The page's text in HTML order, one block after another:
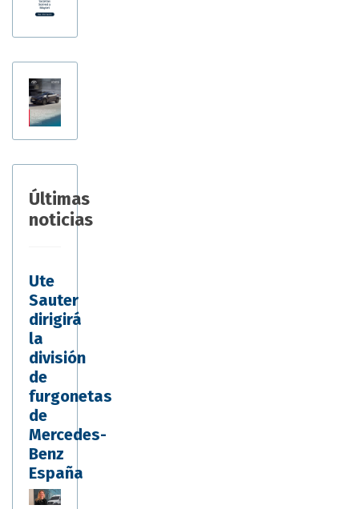
Últimas
noticias
Ute
Sauter
dirigirá
la
división
de
furgonetas
de
Mercedes-
Benz
España